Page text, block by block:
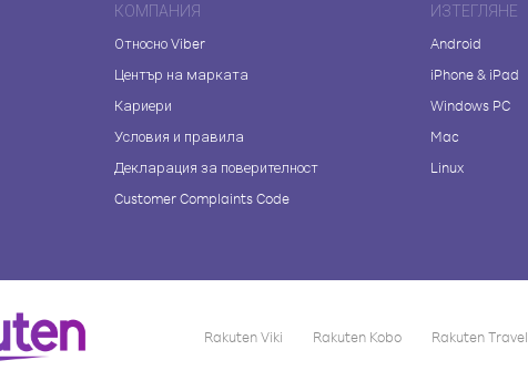
КОМПАНИЯ
Относно Viber
Център на марката
Кариери
Условия и правила
Декларация за поверителност
Customer Complaints Code
ИЗТЕГЛЯНЕ
Android
iPhone & iPad
Windows PC
Mac
Linux
Rakuten Viki Rakuten Kobo Rakuten Travel